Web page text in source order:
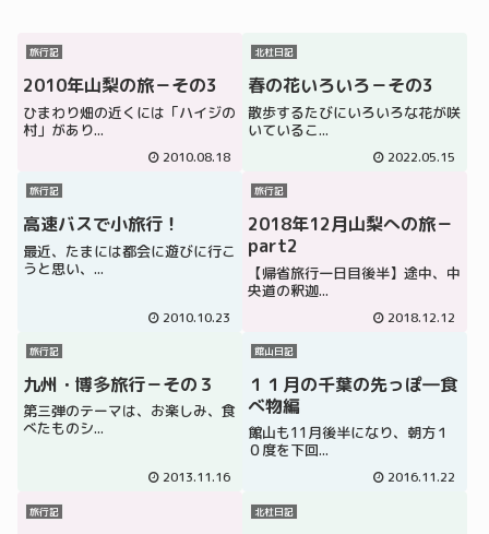
旅行記
2010年山梨の旅－その3
ひまわり畑の近くには「ハイジの
村」があり...
2010.08.18
北杜日記
春の花いろいろ－その3
散歩するたびにいろいろな花が咲
いているこ...
2022.05.15
旅行記
高速バスで小旅行！
最近、たまには都会に遊びに行こ
うと思い、...
2010.10.23
旅行記
2018年12月山梨への旅－
part2
【帰省旅行一日目後半】途中、中
央道の釈迦...
2018.12.12
旅行記
九州・博多旅行－その３
第三弾のテーマは、お楽しみ、食
べたものシ...
2013.11.16
館山日記
１１月の千葉の先っぽ―食
べ物編
館山も11月後半になり、朝方１
０度を下回...
2016.11.22
旅行記 北杜日記